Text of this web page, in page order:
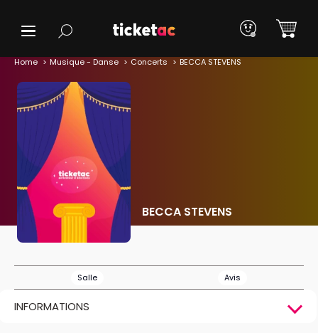
Home Musique - Danse Concerts BECCA STEVENS
BECCA STEVENS
Salle Avis
INFORMATIONS